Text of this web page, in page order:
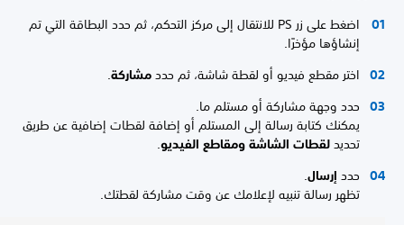
اضغط على زر PS للانتقال إلى مركز التحكم، ثم حدد البطاقة التي تم
إنشاؤها مؤخرًا.
اختر مقطع فيديو أو لقطة شاشة، ثم حددمشاركة.
حدد وجهة مشاركة أو مستلم ما.
يمكنك كتابة رسالة إلى المستلم أو إضافة لقطات إضافية عن طريق
تحديدلقطات الشاشة ومقاطع الفيديو.
حددإرسال.
تظهر رسالة تنبيه لإعلامك عن وقت مشاركة لقطتك.